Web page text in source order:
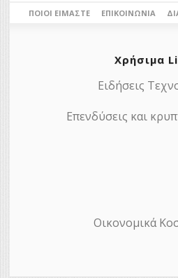
ΠΟΙΟΙ ΕΊΜΑΣΤΕ ΕΠΙΚΟΙΝΩΝΊΑ
Χρήσιμα
Ειδήσεις
Επενδύσεις και
Οικονομικά